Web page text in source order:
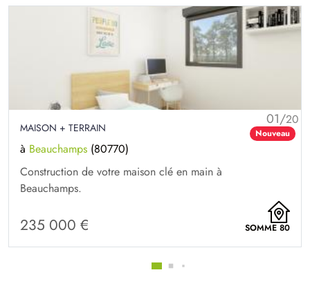
01/20
Nouveau
MAISON + TERRAIN
à Beauchamps (80770)
Construction de votre maison clé en main à
Beauchamps.
235 000 € SOMME 80